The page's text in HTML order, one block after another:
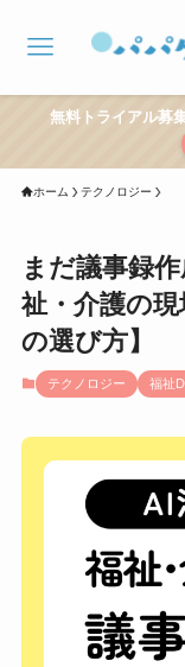
無料トライアル募
ホーム テクノロジー
まだ議事録
祉・介護の
の選び方】
テクノロジー 福祉